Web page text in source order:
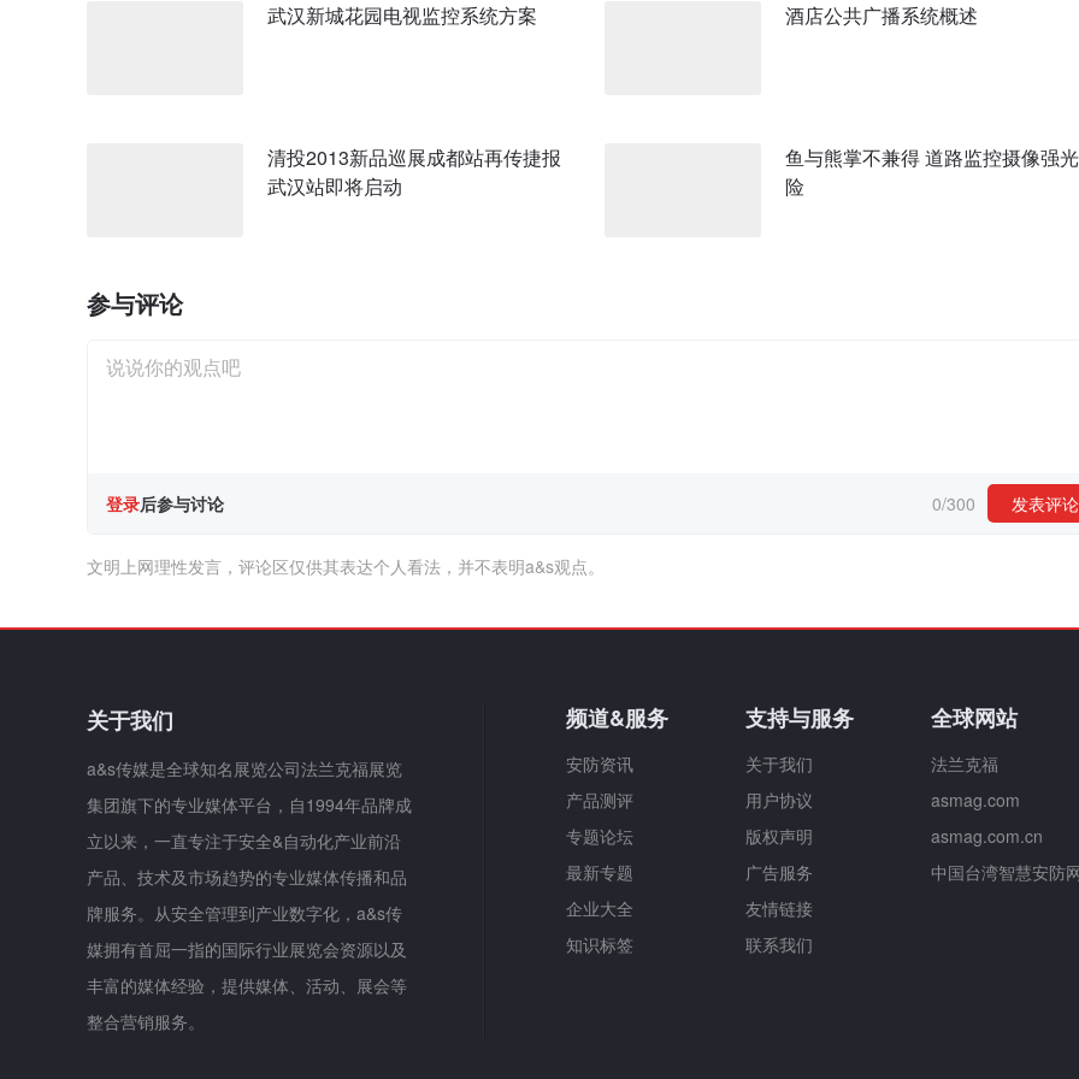
武汉新城花园电视监控系统方案 酒店公共广播系统概述
清投2013新品巡展成都站再传捷报
武汉站即将启动
鱼与熊掌不兼得 道路监控摄像强
险
参与评论
登录后参与讨论 0/300 发表评论
文明上网理性发言，评论区仅供其表达个人看法，并不表明a&s观点。
关于我们
a&s传媒是全球知名展览公司法兰克福展览
集团旗下的专业媒体平台，自1994年品牌成
立以来，一直专注于安全&自动化产业前沿
产品、技术及市场趋势的专业媒体传播和品
牌服务。从安全管理到产业数字化，a&s传
媒拥有首屈一指的国际行业展览会资源以及
丰富的媒体经验，提供媒体、活动、展会等
整合营销服务。
频道&服务
安防资讯
产品测评
专题论坛
最新专题
企业大全
知识标签
支持与服务
关于我们
用户协议
版权声明
广告服务
友情链接
联系我们
全球网站
法兰克福
asmag.com
asmag.com.cn
中国台湾智慧安防